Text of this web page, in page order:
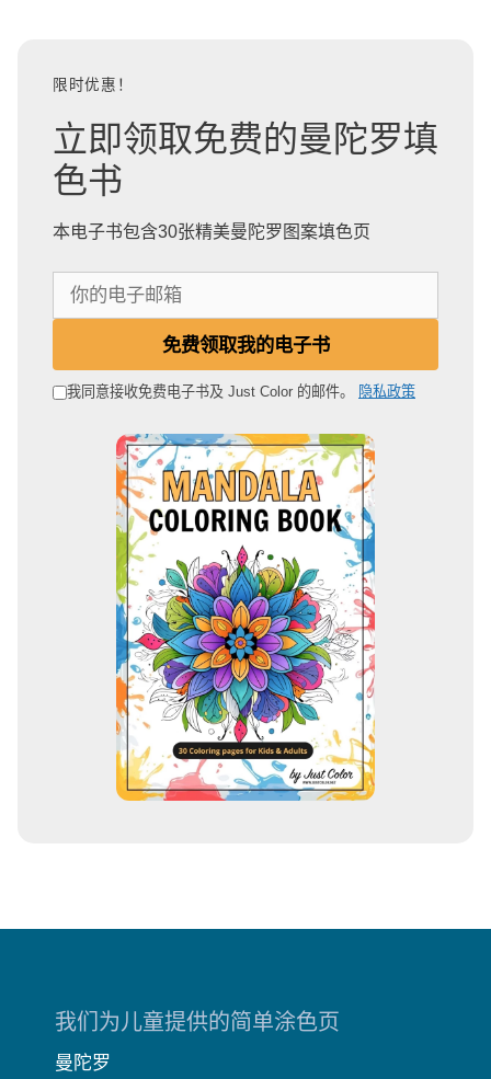
限时优惠！
立即领取免费的曼陀罗填
色书
本电子书包含30张精美曼陀罗图案填色页
邮
免费领取我的电子书
我同意接收免费电子书及 Just Color 的邮件。 隐私政策
我们为儿童提供的简单涂色页
曼陀罗